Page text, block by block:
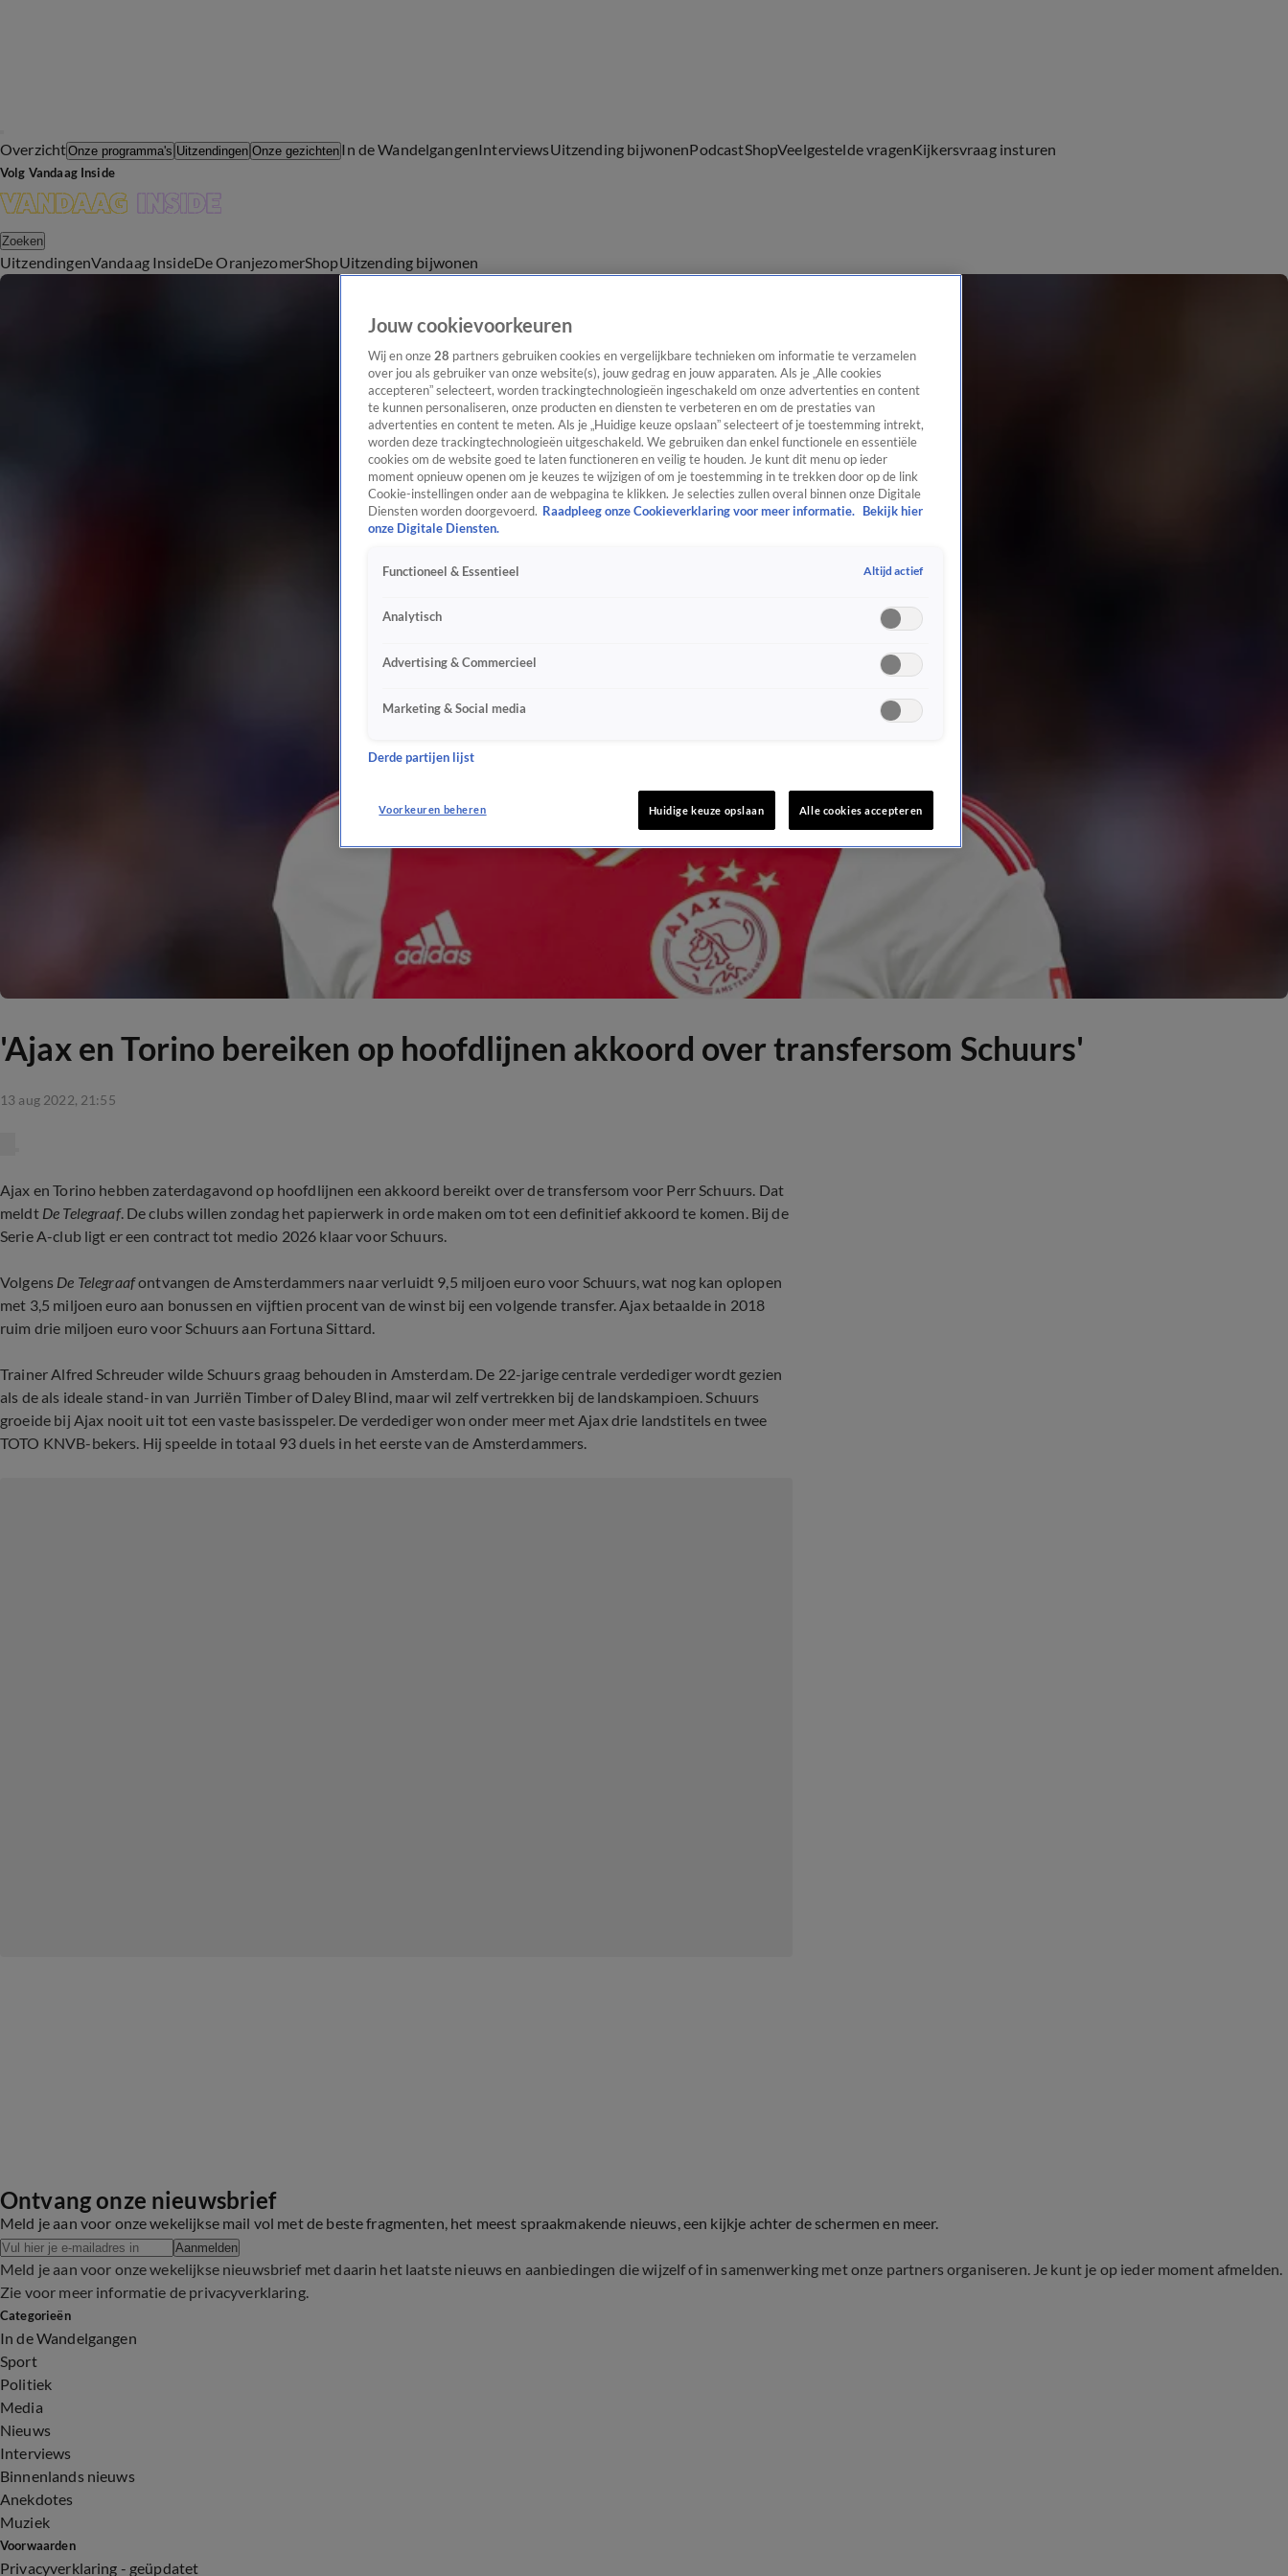
OverzichtOnze programma's Uitzendingen Onze gezichten In de WandelgangenInterviewsUitzending bijwonenPodcastShopVeelgestelde vragenKijkersvraag insturen
Volg Vandaag Inside
Zoeken
UitzendingenVandaag InsideDe OranjezomerShopUitzending bijwonen
'Ajax en Torino bereiken op hoofdlijnen akkoord over transfersom Schuurs'
13 aug 2022, 21:55
Ajax en Torino hebben zaterdagavond op hoofdlijnen een akkoord bereikt over de transfersom voor Perr Schuurs. Dat
meldt De Telegraaf. De clubs willen zondag het papierwerk in orde maken om tot een definitief akkoord te komen. Bij de
Serie A-club ligt er een contract tot medio 2026 klaar voor Schuurs.
Volgens De Telegraafontvangen de Amsterdammers naar verluidt 9,5 miljoen euro voor Schuurs, wat nog kan oplopen
met 3,5 miljoen euro aan bonussen en vijftien procent van de winst bij een volgende transfer. Ajax betaalde in 2018
ruim drie miljoen euro voor Schuurs aan Fortuna Sittard.
Trainer Alfred Schreuder wilde Schuurs graag behouden in Amsterdam. De 22-jarige centrale verdediger wordt gezien
als de als ideale stand-in van Jurriën Timber of Daley Blind, maar wil zelf vertrekken bij de landskampioen. Schuurs
groeide bij Ajax nooit uit tot een vaste basisspeler. De verdediger won onder meer met Ajax drie landstitels en twee
TOTO KNVB-bekers. Hij speelde in totaal 93 duels in het eerste van de Amsterdammers.
Ontvang onze nieuwsbrief
Meld je aan voor onze wekelijkse mail vol met de beste fragmenten, het meest spraakmakende nieuws, een kijkje achter de schermen en meer.
Aanmelden
Meld je aan voor onze wekelijkse nieuwsbrief met daarin het laatste nieuws en aanbiedingen die wijzelf of in samenwerking met onze partners organiseren. Je kunt je op ieder moment afmelden.
Zie voor meer informatie de privacyverklaring.
Categorieën
In de Wandelgangen
Sport
Politiek
Media
Nieuws
Interviews
Binnenlands nieuws
Anekdotes
Muziek
Voorwaarden
Privacyverklaring - geüpdatet
Jouw cookievoorkeuren
Wij en onze 28 partners gebruiken cookies en vergelijkbare technieken om informatie te verzamelen
over jou als gebruiker van onze website(s), jouw gedrag en jouw apparaten. Als je „Alle cookies
accepteren” selecteert, worden trackingtechnologieën ingeschakeld om onze advertenties en content
te kunnen personaliseren, onze producten en diensten te verbeteren en om de prestaties van
advertenties en content te meten. Als je „Huidige keuze opslaan” selecteert of je toestemming intrekt,
worden deze trackingtechnologieën uitgeschakeld. We gebruiken dan enkel functionele en essentiële
cookies om de website goed te laten functioneren en veilig te houden. Je kunt dit menu op ieder
moment opnieuw openen om je keuzes te wijzigen of om je toestemming in te trekken door op de link
Cookie-instellingen onder aan de webpagina te klikken. Je selecties zullen overal binnen onze Digitale
Diensten worden doorgevoerd. Raadpleeg onze Cookieverklaring voor meer informatie.
Bekijk hier
onze Digitale Diensten.
Functioneel & Essentieel Altijd actief
Analytisch
Advertising & Commercieel
Marketing & Social media
Derde partijen lijst
Voorkeuren beheren Huidige keuze opslaan Alle cookies accepteren